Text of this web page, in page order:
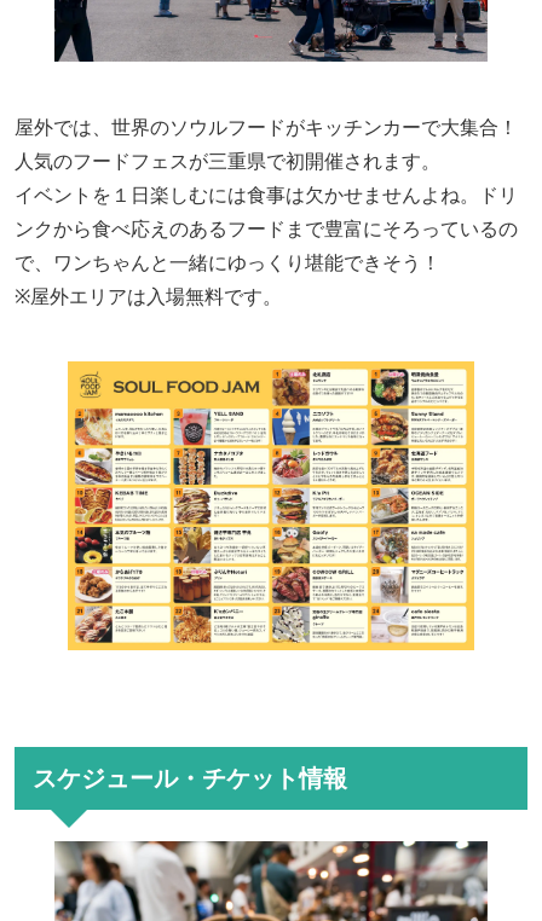
屋外では、世界のソウルフードがキッチンカーで大集合！
人気のフードフェスが三重県で初開催されます。
イベントを１日楽しむには食事は欠かせませんよね。ドリ
ンクから食べ応えのあるフードまで豊富にそろっているの
で、ワンちゃんと一緒にゆっくり堪能できそう！
※屋外エリアは入場無料です。
スケジュール・チケット情報